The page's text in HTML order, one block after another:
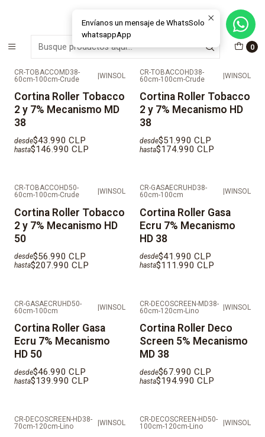
0
MÁS DE 15 AÑOS FABRICANDO E INSTALANDO SOLUCIONES DE
CRISTAL Y VENTANAS
Inicio Cortinas Roller
No disponible
CR-TOBACCOMD38-
60cm-100cm-Crude
WINSOL
Cortina Roller Tobacco
2 y 7% Mecanismo MD
38
desde$43.990 CLP
hasta$146.990 CLP
No disponible
CR-TOBACCOHD38-
60cm-100cm-Crude
WINSOL
Cortina Roller Tobacco
2 y 7% Mecanismo HD
38
desde$51.990 CLP
hasta$174.990 CLP
No disponible
CR-TOBACCOHD50-
60cm-100cm-Crude
WINSOL
Cortina Roller Tobacco
2 y 7% Mecanismo HD
50
desde$56.990 CLP
hasta$207.990 CLP
CR-GASAECRUHD38-
60cm-100cm
WINSOL
Cortina Roller Gasa
Ecru 7% Mecanismo
HD 38
desde$41.990 CLP
hasta$111.990 CLP
CR-GASAECRUHD50-
60cm-100cm
|WINSOL
Cortina Roller Gasa
Ecru 7% Mecanismo
HD 50
desde$46.990 CLP
hasta$139.990 CLP
CR-DECOSCREEN-MD38-
60cm-120cm-Lino
|WINSOL
Cortina Roller Deco
Screen 5% Mecanismo
MD 38
desde$67.990 CLP
hasta$194.990 CLP
CR-DECOSCREEN-HD38-
70cm-120cm-Lino
WINSOL
CR-DECOSCREEN-HD50-
100cm-120cm-Lino
WINSOL
Envíanos un mensaje de WhatsSolo
whatsappApp